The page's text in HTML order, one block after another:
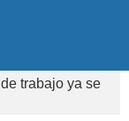
trabajo ya se